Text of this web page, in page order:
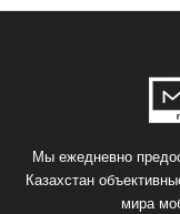
Мы ежедневно
Казахстан
мира